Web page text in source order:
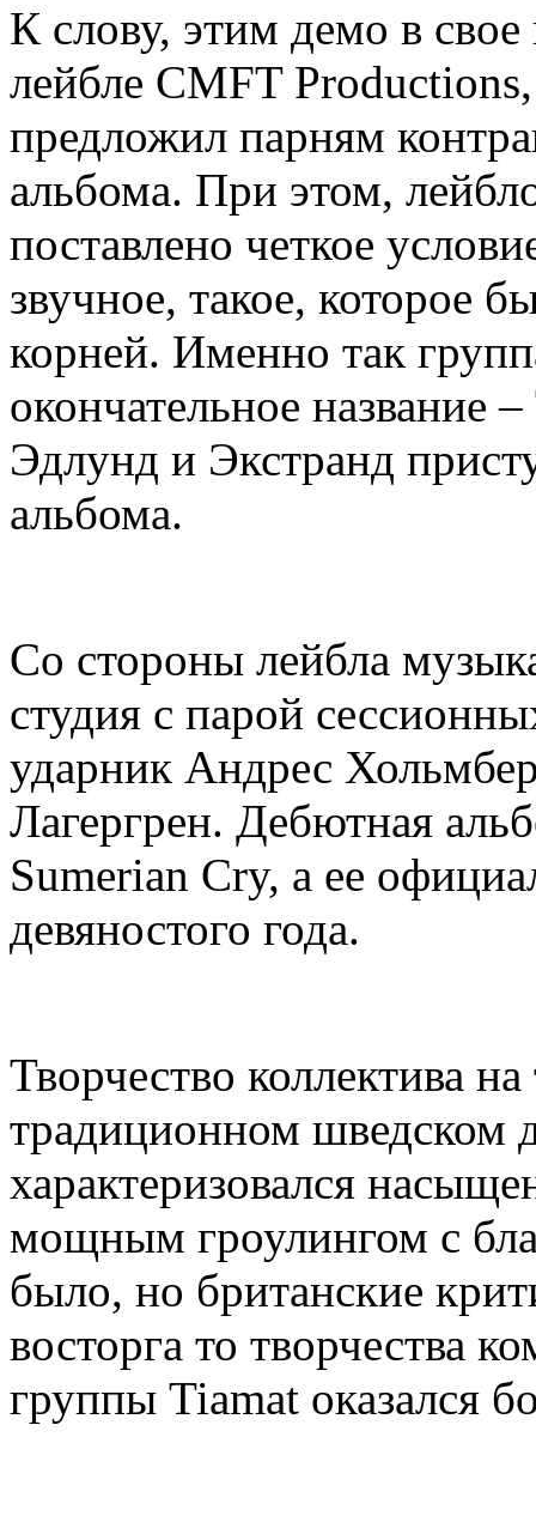
К слову, этим демо в свое
лейбле CMFT
предложил парням
альбома. При этом,
поставлено четкое
звучное, такое, которое
корней. Именно так
окончательное название
Эдлунд и Экстранд
альбома.
Со стороны лейбла
студия с парой
ударник Андрес
Лагергрен. Дебютная
Sumerian Cry, а ее
девяностого года.
Творчество коллектива
традиционном шведском
характеризовался
мощным гроулингом с
было, но британские
восторга то творчества
группы Tiamat оказался